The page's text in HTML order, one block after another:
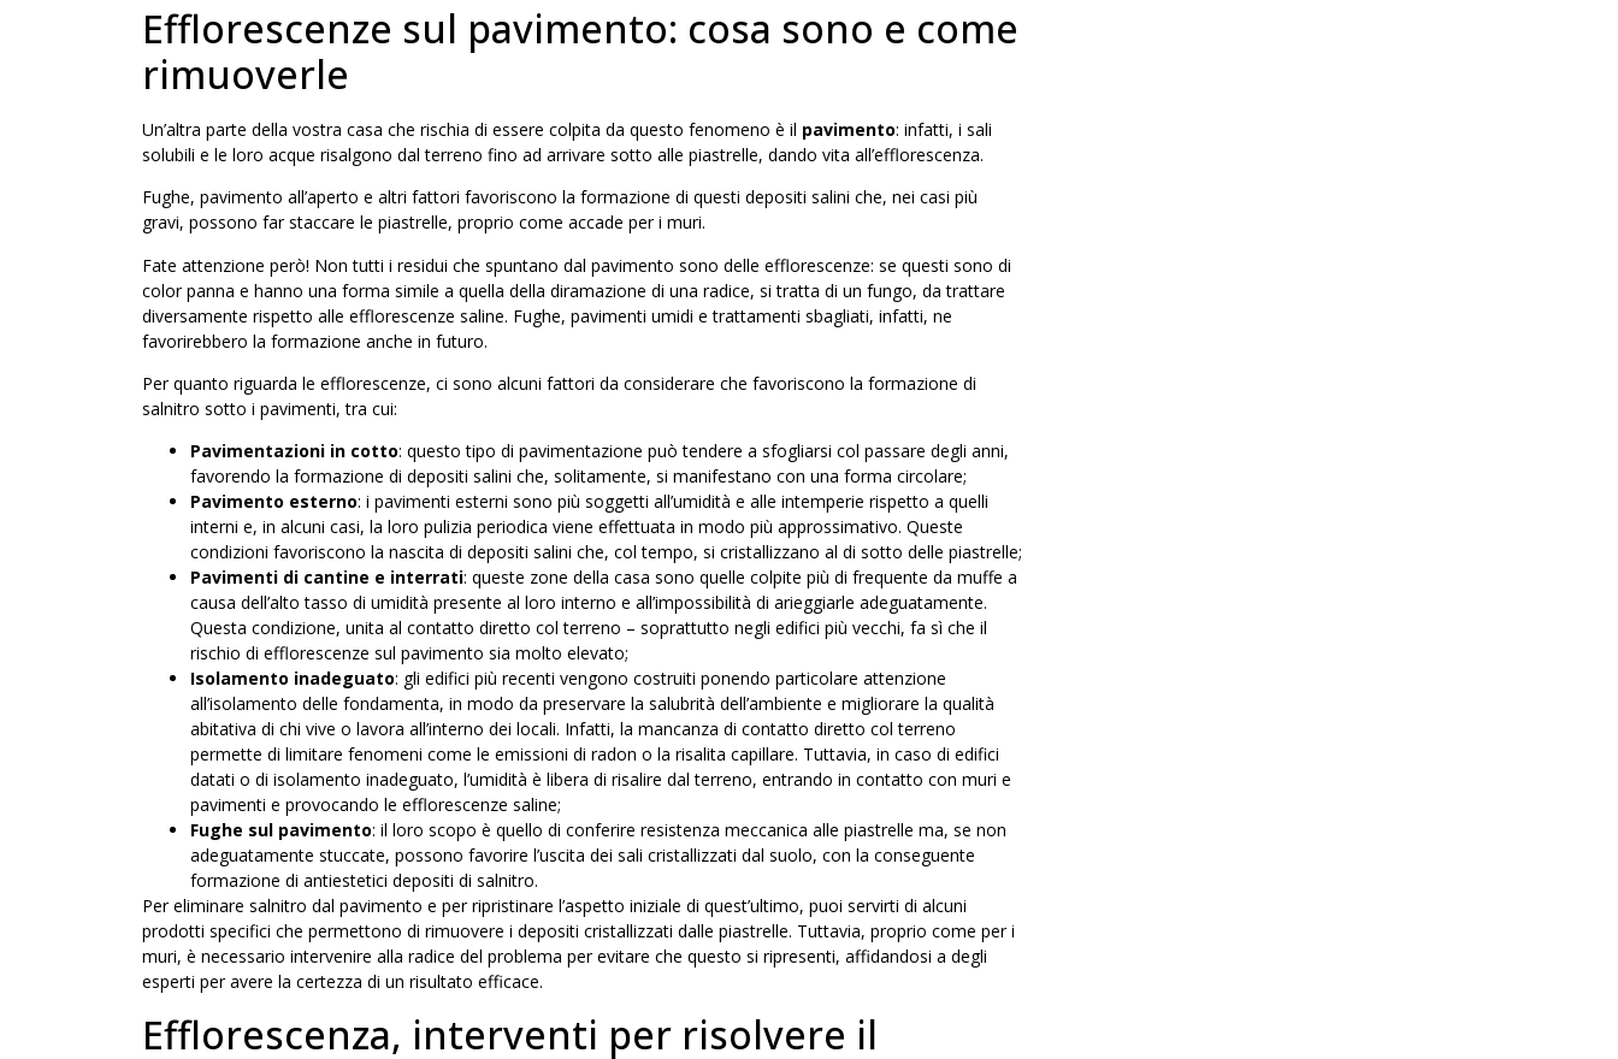
Efflorescenze sul pavimento: cosa sono e come
rimuoverle
Un’altra parte della vostra casa che rischia di essere colpita da questo fenomeno è il pavimento: infatti, i sali
solubili e le loro acque risalgono dal terreno fino ad arrivare sotto alle piastrelle, dando vita all’efflorescenza.
Fughe, pavimento all’aperto e altri fattori favoriscono la formazione di questi depositi salini che, nei casi più
gravi, possono far staccare le piastrelle, proprio come accade per i muri.
Fate attenzione però! Non tutti i residui che spuntano dal pavimento sono delle efflorescenze: se questi sono di
color panna e hanno una forma simile a quella della diramazione di una radice, si tratta di un fungo, da trattare
diversamente rispetto alle efflorescenze saline. Fughe, pavimenti umidi e trattamenti sbagliati, infatti, ne
favorirebbero la formazione anche in futuro.
Per quanto riguarda le efflorescenze, ci sono alcuni fattori da considerare che favoriscono la formazione di
salnitro sotto i pavimenti, tra cui:
Pavimentazioni in cotto: questo tipo di pavimentazione può tendere a sfogliarsi col passare degli anni,
favorendo la formazione di depositi salini che, solitamente, si manifestano con una forma circolare;
Pavimento esterno: i pavimenti esterni sono più soggetti all’umidità e alle intemperie rispetto a quelli
interni e, in alcuni casi, la loro pulizia periodica viene effettuata in modo più approssimativo. Queste
condizioni favoriscono la nascita di depositi salini che, col tempo, si cristallizzano al di sotto delle piastrelle;
Pavimenti di cantine e interrati: queste zone della casa sono quelle colpite più di frequente da muffe a
causa dell’alto tasso di umidità presente al loro interno e all’impossibilità di arieggiarle adeguatamente.
Questa condizione, unita al contatto diretto col terreno – soprattutto negli edifici più vecchi, fa sì che il
rischio di efflorescenze sul pavimento sia molto elevato;
Isolamento inadeguato: gli edifici più recenti vengono costruiti ponendo particolare attenzione
all’isolamento delle fondamenta, in modo da preservare la salubrità dell’ambiente e migliorare la qualità
abitativa di chi vive o lavora all’interno dei locali. Infatti, la mancanza di contatto diretto col terreno
permette di limitare fenomeni come le emissioni di radon o la risalita capillare. Tuttavia, in caso di edifici
datati o di isolamento inadeguato, l’umidità è libera di risalire dal terreno, entrando in contatto con muri e
pavimenti e provocando le efflorescenze saline;
Fughe sul pavimento: il loro scopo è quello di conferire resistenza meccanica alle piastrelle ma, se non
adeguatamente stuccate, possono favorire l’uscita dei sali cristallizzati dal suolo, con la conseguente
formazione di antiestetici depositi di salnitro.
Per eliminare salnitro dal pavimento e per ripristinare l’aspetto iniziale di quest’ultimo, puoi servirti di alcuni
prodotti specifici che permettono di rimuovere i depositi cristallizzati dalle piastrelle. Tuttavia, proprio come per i
muri, è necessario intervenire alla radice del problema per evitare che questo si ripresenti, affidandosi a degli
esperti per avere la certezza di un risultato efficace.
Efflorescenza, interventi per risolvere il